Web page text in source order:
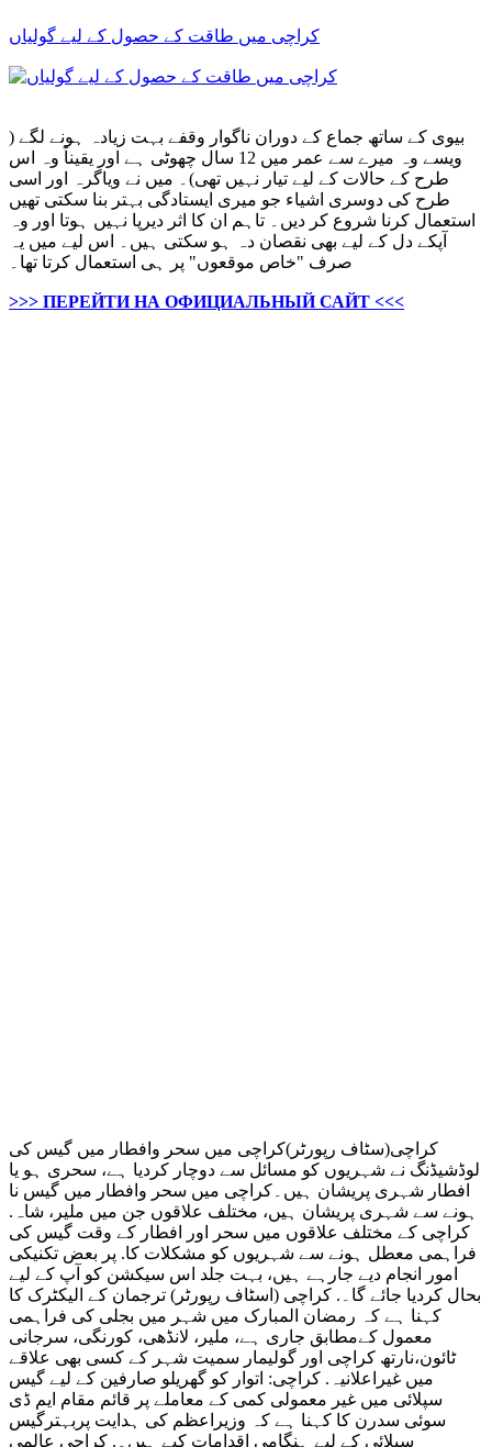
کراچی میں طاقت کے حصول کے لیے گولیاں
بیوی کے ساتھ جماع کے دوران ناگوار وقفے بہت زیادہ ہونے لگے (
ویسے وہ میرے سے عمر میں 12 سال چھوٹی ہے اور یقیناً وہ اس
طرح کے حالات کے لیے تیار نہیں تھی)۔ میں نے ویاگرہ اور اسی
طرح کی دوسری اشیاء جو میری ایستادگی بہتر بنا سکتی تھیں
استعمال کرنا شروع کر دیں۔ تاہم ان کا اثر دیرپا نہیں ہوتا اور وہ
آپکے دل کے لیے بھی نقصان دہ ہو سکتی ہیں۔ اس لیے میں یہ
صرف "خاص موقعوں" پر ہی استعمال کرتا تھا۔
>>> ПЕРЕЙТИ НА ОФИЦИАЛЬНЫЙ САЙТ <<<
کراچی(سٹاف رپورٹر)کراچی میں سحر وافطار میں گیس کی
لوڈشیڈنگ نے شہریوں کو مسائل سے دوچار کردیا ہے، سحری ہو یا
افطار شہری پریشان ہیں۔کراچی میں سحر وافطار میں گیس نا
ہونے سے شہری پریشان ہیں، مختلف علاقوں جن میں ملیر، شاہ.
کراچی کے مختلف علاقوں میں سحر اور افطار کے وقت گیس کی
فراہمی معطل ہونے سے شہریوں کو مشکلات کا. پر بعض تکنیکی
امور انجام دیے جارہے ہیں، بہت جلد اس سیکشن کو آپ کے لیے
بحال کردیا جائے گا۔. کراچی (اسٹاف رپورٹر) ترجمان کے الیکٹرک کا
کہنا ہے کہ رمضان المبارک میں شہر میں بجلی کی فراہمی
معمول کےمطابق جاری ہے، ملیر، لانڈھی، کورنگی، سرجانی
ٹائون،نارتھ کراچی اور گولیمار سمیت شہر کے کسی بھی علاقے
میں غیراعلانیہ. کراچی: اتوار کو گھریلو صارفین کے لیے گیس
سپلائی میں غیر معمولی کمی کے معاملے پر قائم مقام ایم ڈی
سوئی سدرن کا کہنا ہے کہ وزیراعظم کی ہدایت پربہترگیس
سپلائی کے لیے ہنگامی اقدامات کیے ہیں۔. کراچی عالمی